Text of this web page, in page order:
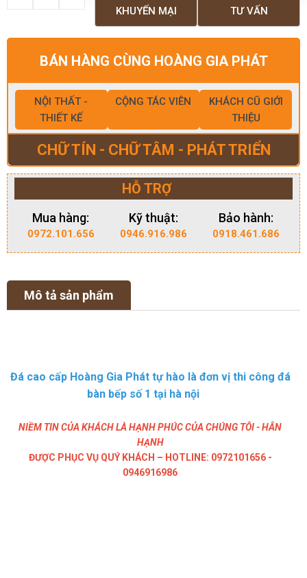
TƯ VẤN
KHUYẾN MẠI
BÁN HÀNG CÙNG HOÀNG GIA PHÁT
NỘI THẤT -
THIẾT KẾ
CỘNG TÁC VIÊN
KHÁCH CŨ GIỚI
THIỆU
CHỮ TÍN - CHỮ TÂM - PHÁT TRIỂN
HỖ TRỢ
Mua hàng:
0972.101.656
Kỹ thuật:
0946.916.986
Bảo hành:
0918.461.686
Mô tả sản phẩm
Đá cao cấp Hoàng Gia Phát tự hào là đơn vị thi công đá
bàn bếp số 1 tại hà nội
NIỀM TIN CỦA KHÁCH LÀ HẠNH PHÚC CỦA CHÚNG TÔI - HÂN
HẠNH
ĐƯỢC PHỤC VỤ QUÝ KHÁCH – HOTLINE: 0972101656 -
0946916986